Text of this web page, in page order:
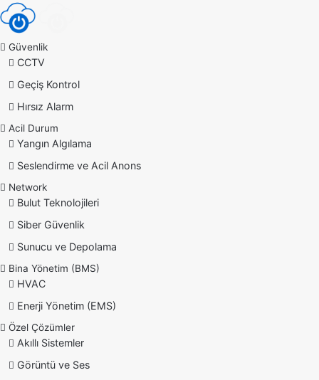
Güvenlik
CCTV
Geçiş Kontrol
Hırsız Alarm
Acil Durum
Yangın Algılama
Seslendirme ve Acil Anons
Network
Bulut Teknolojileri
Siber Güvenlik
Sunucu ve Depolama
Bina Yönetim (BMS)
HVAC
Enerji Yönetim (EMS)
Özel Çözümler
Akıllı Sistemler
Görüntü ve Ses